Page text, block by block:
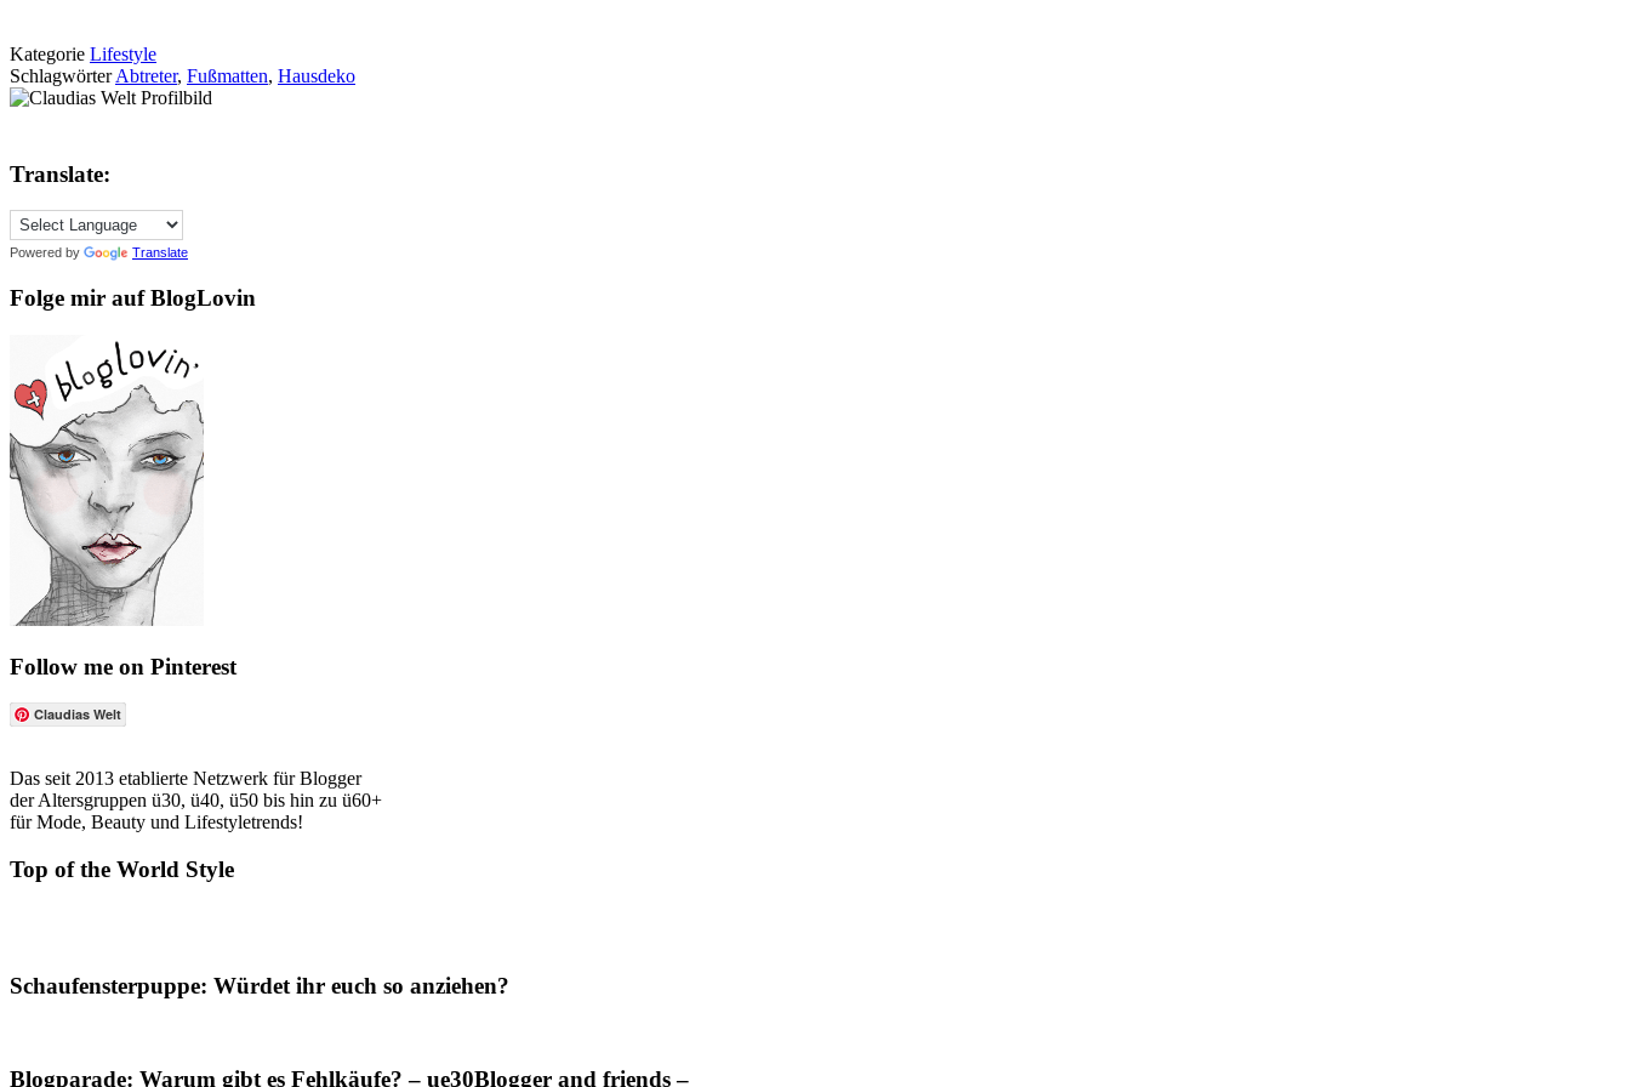
Kategorie Lifestyle
SchlagwörterAbtreter, Fußmatten, Hausdeko
Translate:
Powered by Translate
Folge mir auf BlogLovin
Follow me on Pinterest
Claudias Welt
Das seit 2013 etablierte Netzwerk für Blogger
der Altersgruppen ü30, ü40, ü50 bis hin zu ü60+
für Mode, Beauty und Lifestyletrends!
Top of the World Style
Schaufensterpuppe: Würdet ihr euch so anziehen?
Blogparade: Warum gibt es Fehlkäufe? – ue30Blogger and friends –